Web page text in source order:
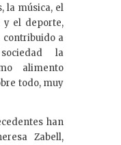
la música, el
y el deporte,
contribuido a
la
alimento
todo, muy
han
Zabell,